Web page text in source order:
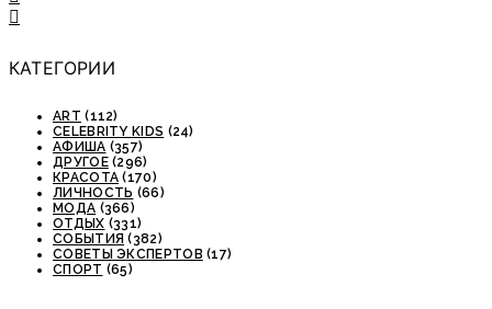
КАТЕГОРИИ
ART (112)
CELEBRITY KIDS (24)
АФИША (357)
ДРУГОЕ(296)
КРАСОТА (170)
ЛИЧНОСТЬ (66)
МОДА (366)
ОТДЫХ (331)
СОБЫТИЯ (382)
СОВЕТЫ ЭКСПЕРТОВ (17)
СПОРТ (65)